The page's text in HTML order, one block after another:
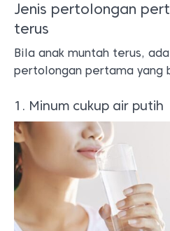
Jenis pertolongan
terus
Bila anak muntah terus,
pertolongan pertama yang
1. Minum cukup air putih